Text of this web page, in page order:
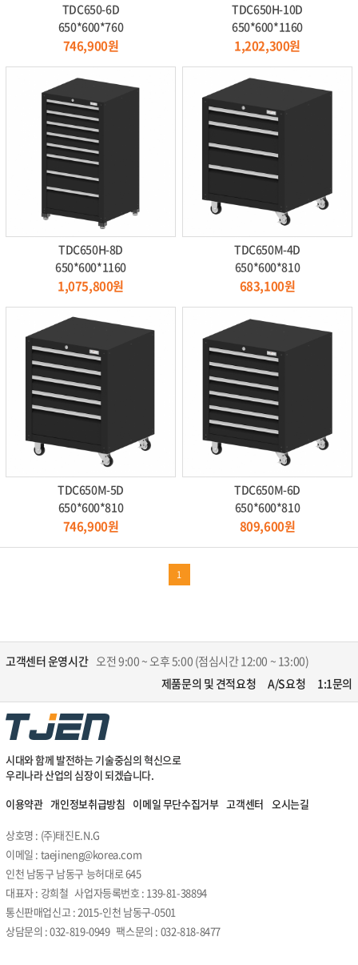
TDC650-6D
650*600*760
746,900원
TDC650H-10D
650*600*1160
1,202,300원
TDC650H-8D
650*600*1160
1,075,800원
TDC650M-4D
650*600*810
683,100원
TDC650M-5D
650*600*810
746,900원
TDC650M-6D
650*600*810
809,600원
1
고객센터 운영시간 오전 9:00 ~ 오후 5:00 (점심시간 12:00 ~ 13:00)
제품문의 및 견적요청
A/S요청 1:1문의
시대와 함께 발전하는 기술중심의 혁신으로
우리나라 산업의 심장이 되겠습니다.
이용약관 개인정보취급방침 이메일 무단수집거부 고객센터 오시는길
상호명 : (주)태진E.N.G
이메일 : taejineng@korea.com
인천 남동구 남동구 능허대로 645
대표자 : 강희철 사업자등록번호 : 139-81-38894
통신판매업신고 : 2015-인천 남동구-0501
상담문의 : 032-819-0949 팩스문의 : 032-818-8477